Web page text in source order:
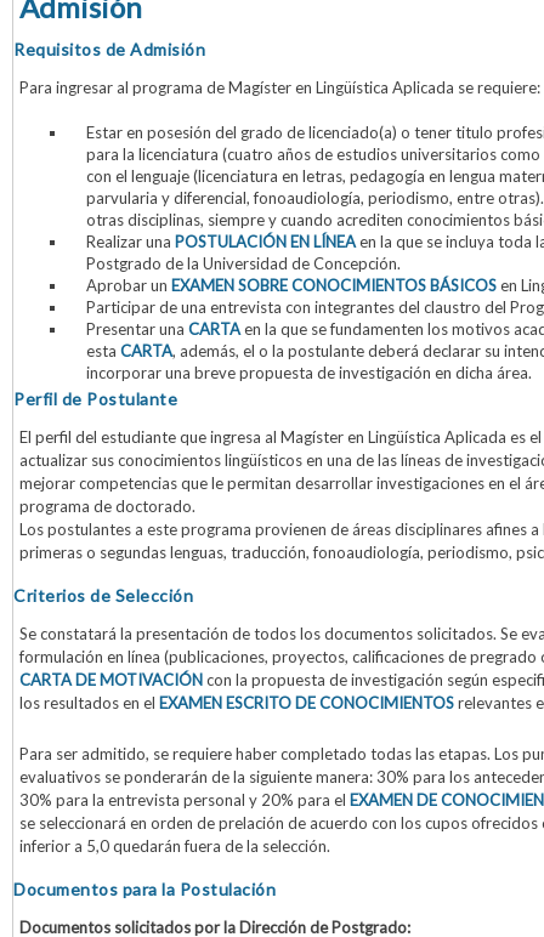
Requisitos de Admisión
Para ingresar al programa de Magíster en Lingüística Aplicada se requiere:
Estar en posesión del grado de licenciado(a) o tener titulo
para la licenciatura (cuatro años de estudios universitarios
con el lenguaje (licenciatura en letras, pedagogía en lengua
parvularia y diferencial, fonoaudiología, periodismo, entre
otras disciplinas, siempre y cuando acrediten conocimientos
Realizar una POSTULACIÓN EN LÍNEAen la que se incluya toda
Postgrado de la Universidad de Concepción.
Aprobar un EXAMEN SOBRE CONOCIMIENTOS BÁSICOSen
Participar de una entrevista con integrantes del claustro del
Presentar una CARTAen la que se fundamenten los motivos
esta CARTA, además, el o la postulante deberá declarar su
incorporar una breve propuesta de investigación en dicha área.
Perfil de Postulante
El perfil del estudiante que ingresa al Magíster en Lingüística Aplicada es
actualizar sus conocimientos lingüísticos en una de las líneas de
mejorar competencias que le permitan desarrollar investigaciones en el
programa de doctorado.
Los postulantes a este programa provienen de áreas disciplinares afines
primeras o segundas lenguas, traducción, fonoaudiología, periodismo,
Criterios de Selección
Se constatará la presentación de todos los documentos solicitados. Se
formulación en línea (publicaciones, proyectos, calificaciones de
CARTA DE MOTIVACIÓNcon la propuesta de investigación según
los resultados en el EXAMEN ESCRITO DE CONOCIMIENTOSrelevantes
Para ser admitido, se requiere haber completado todas las etapas. Los
evaluativos se ponderarán de la siguiente manera: 30% para los
30% para la entrevista personal y 20% para el EXAMEN DE
se seleccionará en orden de prelación de acuerdo con los cupos
inferior a 5,0 quedarán fuera de la selección.
Documentos para la Postulación
Documentos solicitados por la Dirección de Postgrado: